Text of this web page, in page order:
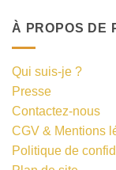
À PROPOS DE
Qui suis-je ?
Presse
Contactez-nous
CGV & Mentions
Politique de